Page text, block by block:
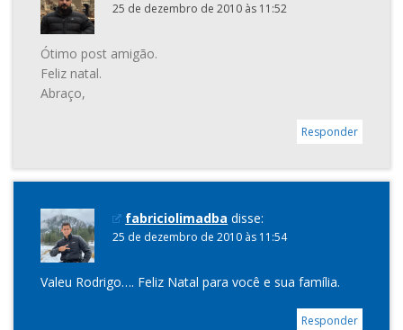
25 de dezembro de 2010 às 11:52
Ótimo post amigão.
Feliz natal.
Abraço,
Responder
fabriciolimadba disse:
25 de dezembro de 2010 às 11:54
Valeu Rodrigo…. Feliz Natal para você e sua família.
Responder